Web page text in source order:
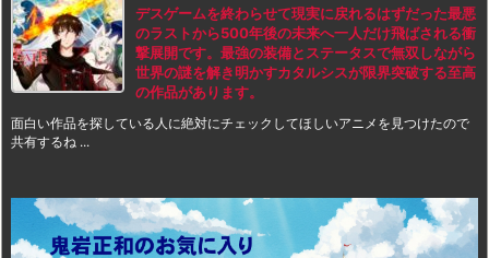
デスゲームを終わらせて現実に戻れるはずだった最悪
のラストから500年後の未来へ一人だけ飛ばされる衝
撃展開です。最強の装備とステータスで無双しながら
世界の謎を解き明かすカタルシスが限界突破する至高
の作品があります。
面白い作品を探している人に絶対にチェックしてほしいアニメを見つけたので
共有するね ...